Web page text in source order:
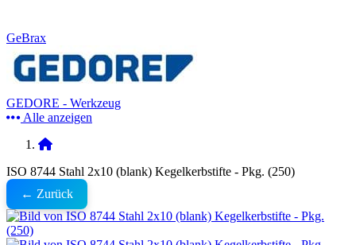
GeBrax
GEDORE - Werkzeug
Alle anzeigen
ISO 8744 Stahl 2x10 (blank) Kegelkerbstifte - Pkg. (250)
← Zurück